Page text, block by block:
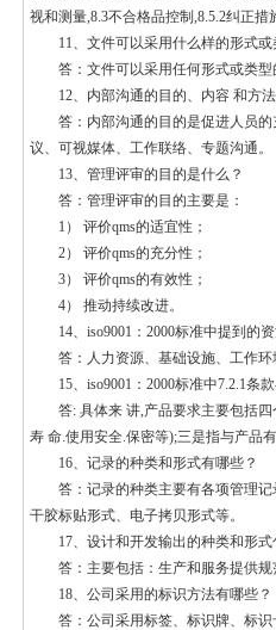
视和测量,8.3不合格品控制,8.5.2纠正措
11、文件可以采用什么样的形式或
答：文件可以采用任何形式或类型
12、内部沟通的目的、内容 和方法
答：内部沟通的目的是促进人员的
议、可视媒体、工作联络、专题沟通。
13、管理评审的目的是什么？
答：管理评审的目的主要是：
1） 评价qms的适宜性；
2） 评价qms的充分性；
3） 评价qms的有效性；
4） 推动持续改进。
14、iso9001：2000标准中提到的
答：人力资源、基础设施、工作环
15、iso9001：2000标准中7.2.1条
答: 具体来 讲,产品要求主要包括四
寿 命.使用安全.保密等);三是指与产品
16、记录的种类和形式有哪些？
答：记录的种类主要有各项管理记
干胶标贴形式、电子拷贝形式等。
17、设计和开发输出的种类和形式
答：主要包括：生产和服务提供规
18、公司采用的标识方法有哪些？
答：公司采用标签、标识牌、标识